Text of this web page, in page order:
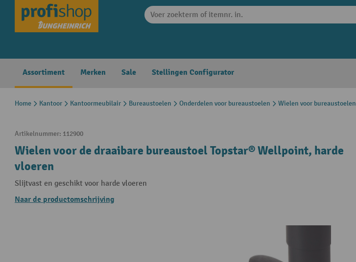
Skip to main navigation
Assortiment Merken Sale Stellingen Configurator
Home Kantoor Kantoormeubilair Bureaustoelen Onderdelen voor bureaustoelen Wielen voor bureaustoelen
Artikelnummer: 112900
Wielen voor de draaibare bureaustoel Topstar® Wellpoint, harde
vloeren
Slijtvast en geschikt voor harde vloeren
Naar de productomschrijving